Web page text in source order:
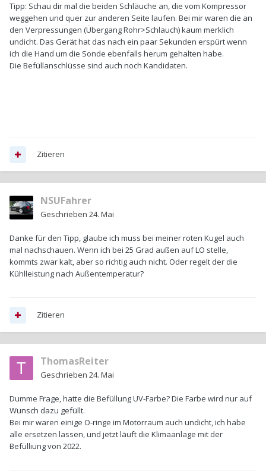
Tipp: Schau dir mal die beiden Schläuche an, die vom Kompressor
weggehen und quer zur anderen Seite laufen. Bei mir waren die an
den Verpressungen (Übergang Rohr>Schlauch) kaum merklich
undicht. Das Gerät hat das nach ein paar Sekunden erspürt wenn
ich die Hand um die Sonde ebenfalls herum gehalten habe.
Die Befüllanschlüsse sind auch noch Kandidaten.
Zitieren
NSUFahrer
Geschrieben 24. Mai
Danke für den Tipp, glaube ich muss bei meiner roten Kugel auch
mal nachschauen. Wenn ich bei 25 Grad außen auf LO stelle,
kommts zwar kalt, aber so richtig auch nicht. Oder regelt der die
Kühlleistung nach Außentemperatur?
Zitieren
ThomasReiter
Geschrieben 24. Mai
Dumme Frage, hatte die Befüllung UV-Farbe? Die Farbe wird nur auf
Wunsch dazu gefüllt.
Bei mir waren einige O-ringe im Motorraum auch undicht, ich habe
alle ersetzen lassen, und jetzt läuft die Klimaanlage mit der
Befülliung von 2022.